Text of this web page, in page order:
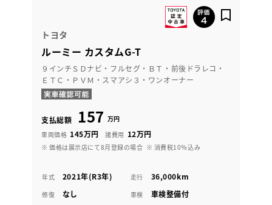
トヨタ
ルーミー カスタムG-T
９インチＳＤナビ・フルセグ・ＢＴ・前後ドラレコ・
ＥＴＣ・ＰＶＭ・スマアシ３・ワンオーナー
支払総額 157 万円
車両価格 145万円 諸費用 12万円
※ 価格は展示店にて8月登録の場合 ※ 消費税10％込み
年式 2021年(R3年) 走行 36,000km
修復 なし 車検 車検整備付